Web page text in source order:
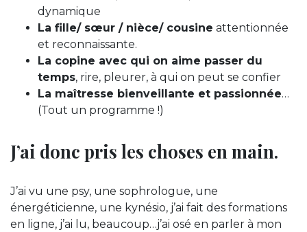
dynamique
La fille/ sœur / nièce/ cousine attentionnée
et reconnaissante.
La copine avec qui on aime passer du
temps, rire, pleurer, à qui on peut se confier
La maîtresse bienveillante et passionnée…
(Tout un programme !)
J’ai donc pris les choses en main.
J’ai vu une psy, une sophrologue, une
énergéticienne, une kynésio, j’ai fait des formations
en ligne, j’ai lu, beaucoup…j’ai osé en parler à mon